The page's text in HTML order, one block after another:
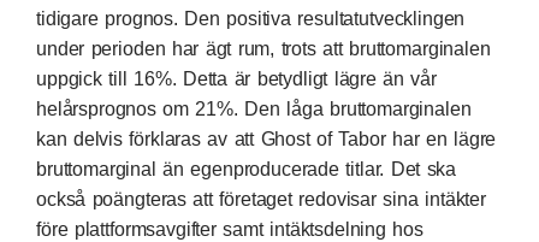
tidigare prognos. Den positiva resultatutvecklingen
under perioden har ägt rum, trots att bruttomarginalen
uppgick till 16%. Detta är betydligt lägre än vår
helårsprognos om 21%. Den låga bruttomarginalen
kan delvis förklaras av att Ghost of Tabor har en lägre
bruttomarginal än egenproducerade titlar. Det ska
också poängteras att företaget redovisar sina intäkter
före plattformsavgifter samt intäktsdelning hos